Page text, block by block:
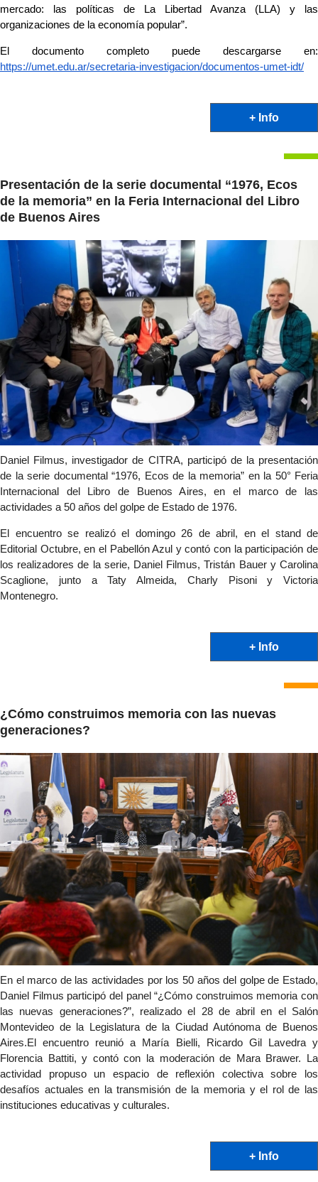
mercado: las políticas de La Libertad Avanza (LLA) y las
organizaciones de la economía popular”.
https://umet.edu.ar/secretaria-investigacion/documentos-umet-idt/
+ Info
Presentación de la serie documental “1976, Ecos
de la memoria” en la Feria Internacional del Libro
de Buenos Aires
Daniel Filmus, investigador de CITRA, participó de la presentación
de la serie documental “1976, Ecos de la memoria” en la 50° Feria
Internacional del Libro de Buenos Aires, en el marco de las
actividades a 50 años del golpe de Estado de 1976.
El encuentro se realizó el domingo 26 de abril, en el stand de
Editorial Octubre, en el Pabellón Azul y contó con la participación de
los realizadores de la serie, Daniel Filmus, Tristán Bauer y Carolina
Scaglione, junto a Taty Almeida, Charly Pisoni y Victoria
Montenegro.
+ Info
¿Cómo construimos memoria con las nuevas
generaciones?
En el marco de las actividades por los 50 años del golpe de Estado,
Daniel Filmus participó del panel “¿Cómo construimos memoria con
las nuevas generaciones?”, realizado el 28 de abril en el Salón
Montevideo de la Legislatura de la Ciudad Autónoma de Buenos
Aires.El encuentro reunió a María Bielli, Ricardo Gil Lavedra y
Florencia Battiti, y contó con la moderación de Mara Brawer. La
actividad propuso un espacio de reflexión colectiva sobre los
desafíos actuales en la transmisión de la memoria y el rol de las
instituciones educativas y culturales.
+ Info